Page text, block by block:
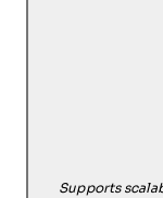
Supports